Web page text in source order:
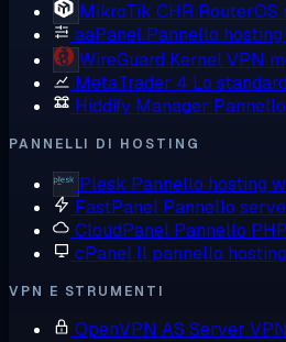
MikroTik CHR RouterOS
aaPanel Pannello
WireGuard Kernel VPN
MetaTrader 4 Lo
Hiddify Manager
PANNELLI DI HOSTING
Plesk Pannello hosting
FastPanel Pannello
CloudPanel Pannello
cPanel Il pannello
VPN E STRUMENTI
OpenVPN AS Server